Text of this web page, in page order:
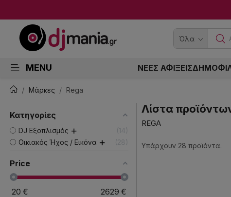
Όλα
MENU ΝΕΕΣ ΑΦΙΞΕΙΣ
Μάρκες Rega
Κατηγορίες
DJ Εξοπλισμός
14
Οικιακός Ήχος / Εικόνα
28
Price
20 € 2629 €
Λίστα
REGA
Υπάρχουν 28 προϊόντα.